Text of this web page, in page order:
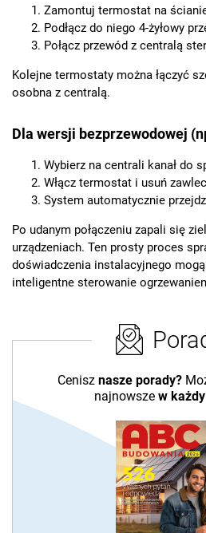
Zamontuj termostat na
Podłącz do niego 4-żyłowy
Połącz przewód z centralą
Kolejne termostaty można łączyć
osobna z centralą.
Dla wersji bezprzewodowej
Wybierz na centrali kanał do
Włącz termostat i usuń
System automatycznie
Po udanym połączeniu zapali się
urządzeniach. Ten prosty proces
doświadczenia instalacyjnego
inteligentne sterowanie
Cenisz nasze porady?
najnowsze w